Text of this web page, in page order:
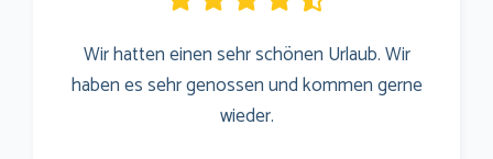
Wir hatten einen sehr schönen Urlaub. Wir
haben es sehr genossen und kommen gerne
wieder.